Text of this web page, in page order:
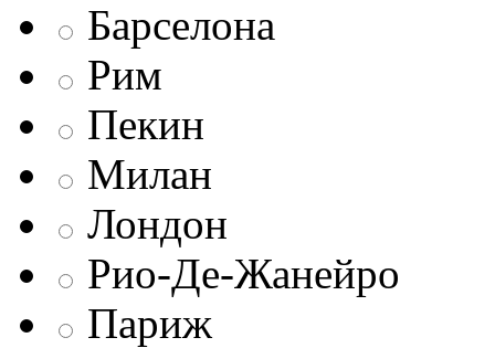
Барселона
Рим
Пекин
Милан
Лондон
Рио-Де-Жанейро
Париж